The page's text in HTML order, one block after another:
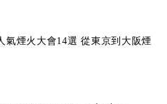
大會14選 從東京到大阪煙